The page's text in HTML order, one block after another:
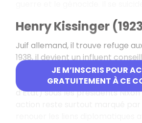
JE M’INSCRIS POUR
GRATUITEMENT À CE
Henry Kissinger
Juif allemand, il trouve refuge
1938, il devient un influent
de son pays d’adoption, avant
ministre des Affaires Étrangères
d’État) sous les présidents